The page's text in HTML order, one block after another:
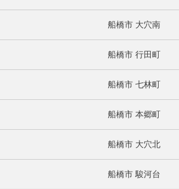
船橋市 大穴南
船橋市 行田町
船橋市 七林町
船橋市 本郷町
船橋市 大穴北
船橋市 駿河台